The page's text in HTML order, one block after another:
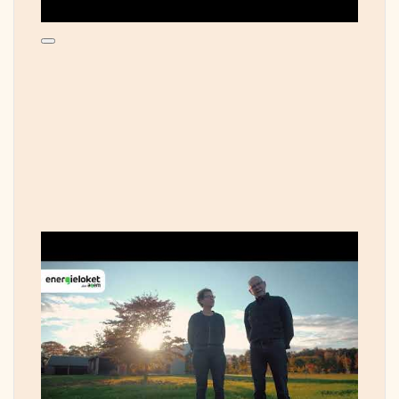
qV_10 = 0,2 We hebben zowel op de b.g.
Toekomstplannen
Onderzoeken on hoeverre heat pipes de
warmtevraag in de winter kunnen dekken.
Gebruik van de E-auto als energieopslag
voor de woning
Tips